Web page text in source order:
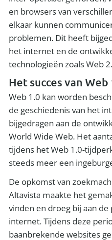
en browsers van
elkaar kunnen
problemen. Dit heeft
het internet en de
technologieën zoals Web
Het succes van Web
Web 1.0 kan worden
de geschiedenis van het
bijgedragen aan de
World Wide Web. Het
tijdens het Web 1.0-
steeds meer een
De opkomst van
Altavista maakte het
vinden en droeg bij aan
internet. Tijdens deze
baanbrekende websites